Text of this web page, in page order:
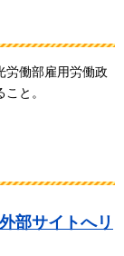
労働部雇用労働政
と。
部サイトへリ